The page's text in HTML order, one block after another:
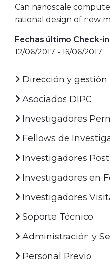
Can nanoscale
rational design of new
Fechas último Check-
12/06/2017 - 16/06/2017
Dirección y gestión
Asociados DIPC
Investigadores
Fellows de
Investigadores
Investigadores en
Investigadores
Soporte Técnico
Administración y
Personal Previo